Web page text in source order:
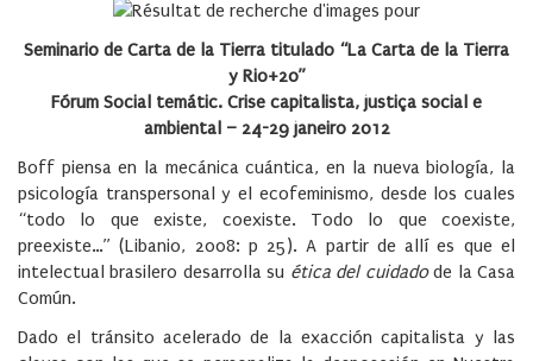
Seminario de Carta de la Tierra titulado “La Carta de la Tierra
y Rio+20”
Fórum Social temátic. Crise capitalista, justiça social e
ambiental – 24-29 janeiro 2012
Boff piensa en la mecánica cuántica, en la nueva biología, la
psicología transpersonal y el ecofeminismo, desde los cuales
“todo lo que existe, coexiste. Todo lo que coexiste,
preexiste…” (Libanio, 2008: p 25). A partir de allí es que el
intelectual brasilero desarrolla su ética del cuidadode la Casa
Común.
Dado el tránsito acelerado de la exacción capitalista y las